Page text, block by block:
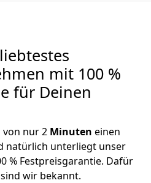
mit 100 %
für Deinen
nur 2 Minuten einen
natürlich unterliegt unser
% Festpreisgarantie. Dafür
wir bekannt.